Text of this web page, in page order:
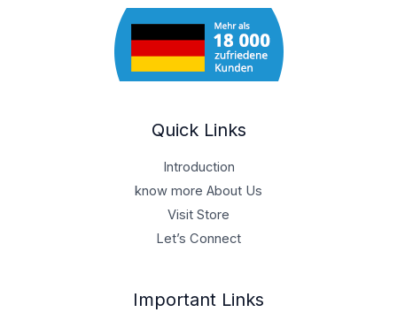
Quick Links
Introduction
know more About Us
Visit Store
Let’s Connect
Important Links